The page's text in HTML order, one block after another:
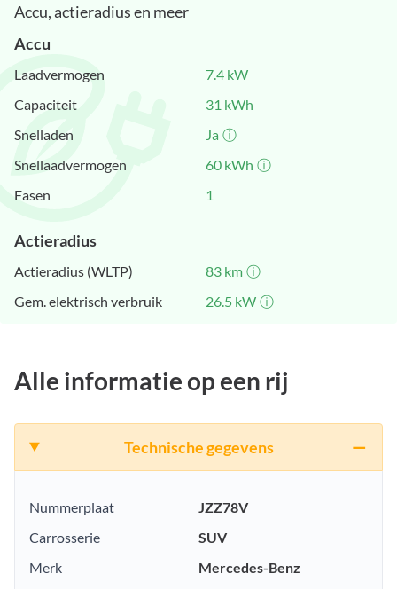
Accu, actieradius en meer
Accu
Laadvermogen 7.4 kW
Capaciteit
31 kWh
Snelladen
Ja ⓘ
Snellaad­vermogen
60 kWh ⓘ
Fasen
1
Actieradius
Actieradius (WLTP) 83 km ⓘ
Gem. elektrisch verbruik
26.5 kW ⓘ
Alle informatie op een rij
Technische gegevens
Nummerplaat
JZZ78V
Carrosserie
SUV
Merk
Mercedes-Benz